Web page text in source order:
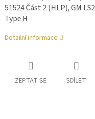
51524 Část 2 (HLP), GM
Type H
Detailní informace
ZEPTAT SE SDÍLET